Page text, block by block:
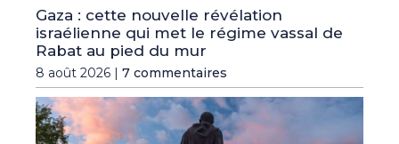
Gaza : cette nouvelle révélation
israélienne qui met le régime vassal de
Rabat au pied du mur
8 août 2026 | 7 commentaires